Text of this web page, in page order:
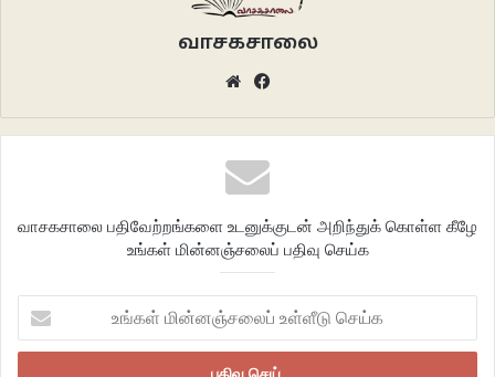
பகலில் எங்கு போய்
இருளைக் கண்டதும்
மின்னி மின்னி விரிக்கின்றன
ஒளியை.
வாசகசாலை
Website
வாசகசாலை பதிவேற்றங்களை உடனுக்குடன் அறிந்துக் கொள்ள கீழே
உங்கள் மின்னஞ்சலைப் பதிவு செய்க
மின்னஞ்சலைப்
உள்ளீடு